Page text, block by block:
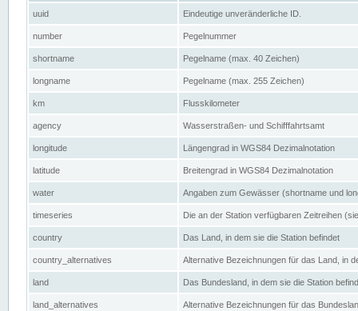
uuid Eindeutige unveränderliche ID.
number Pegelnummer
shortname Pegelname (max. 40 Zeichen)
longname Pegelname (max. 255 Zeichen)
km Flusskilometer
agency Wasserstraßen- und Schifffahrtsamt
longitude Längengrad in WGS84 Dezimalnotation
latitude Breitengrad in WGS84 Dezimalnotation
water Angaben zum Gewässer (shortname und
timeseries Die an der Station verfügbaren Zeitreihen
country Das Land, in dem sie die Station befindet
country_alternatives Alternative Bezeichnungen für das Land, in
land Das Bundesland, in dem sie die Station
land_alternatives Alternative Bezeichnungen für das